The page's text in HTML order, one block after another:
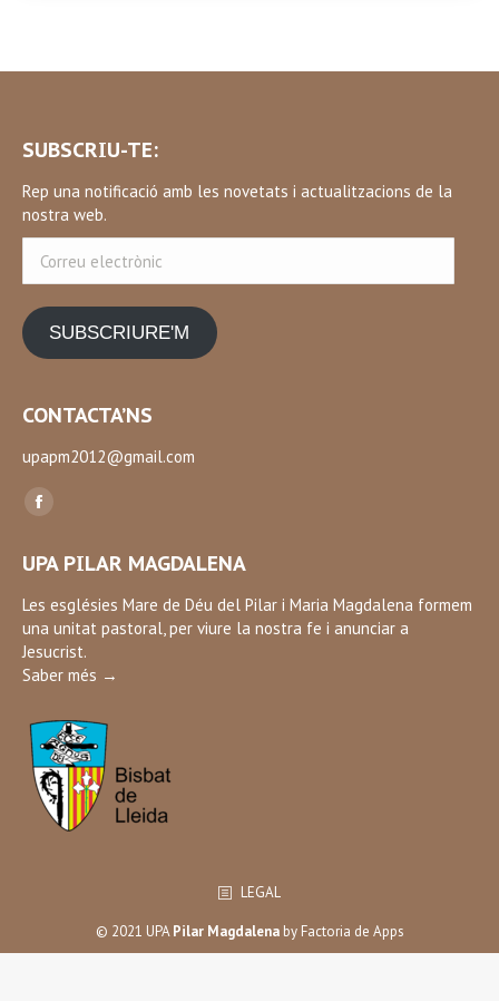
SUBSCRIU-TE:
Rep una notificació amb les novetats i actualitzacions de la
nostra web.
electrònic
SUBSCRIURE'M
CONTACTA’NS
upapm2012@gmail.com
Find us on:
Facebook
opens
in
new
window
UPA PILAR MAGDALENA
Les esglésies Mare de Déu del Pilar i Maria Magdalena formem
una unitat pastoral, per viure la nostra fe i anunciar a
Jesucrist.
Saber més →
LEGAL
© 2021 UPAPilar Magdalenaby Factoria de Apps